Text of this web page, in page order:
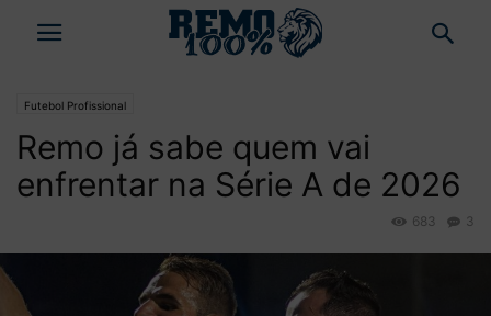
Futebol Profissional
Remo já sabe quem vai
enfrentar na Série A de 2026
3
683